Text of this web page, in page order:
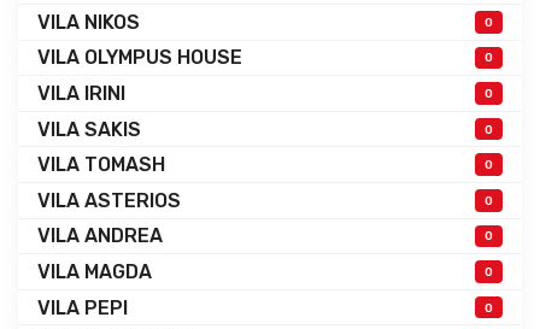
VILA NIKOS 0
VILA OLYMPUS HOUSE 0
VILA IRINI 0
VILA SAKIS 0
VILA TOMASH 0
VILA ASTERIOS 0
VILA ANDREA 0
VILA MAGDA 0
VILA PEPI 0